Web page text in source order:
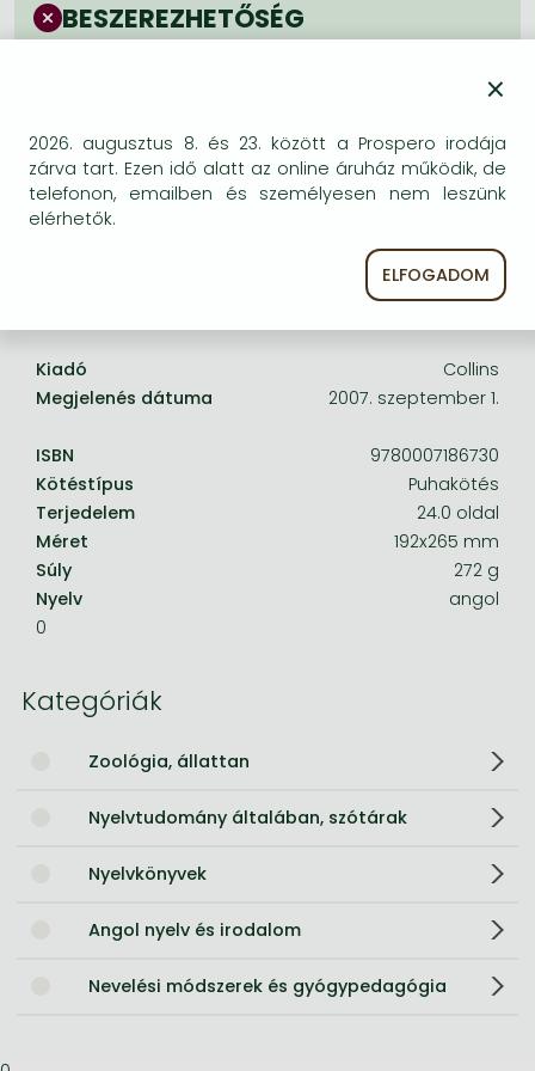
Frieren manga
BESZEREZHETŐSÉG
ügyfélszolgálatunkhoz!
Kiadó
Collins
Megjelenés dátuma
2007. szeptember 1.
ISBN
9780007186730
Kötéstípus
Puhakötés
Terjedelem
24.0 oldal
Méret
192x265 mm
Súly
272 g
Nyelv
angol
0
Kategóriák
Zoológia, állattan
Nyelvtudomány általában, szótárak
Nyelvkönyvek
Angol nyelv és irodalom
Nevelési módszerek és gyógypedagógia
×
2026. augusztus 8. és 23. között a Prospero irodája
zárva tart. Ezen idő alatt az online áruház működik, de
telefonon, emailben és személyesen nem leszünk
elérhetők.
ELFOGADOM